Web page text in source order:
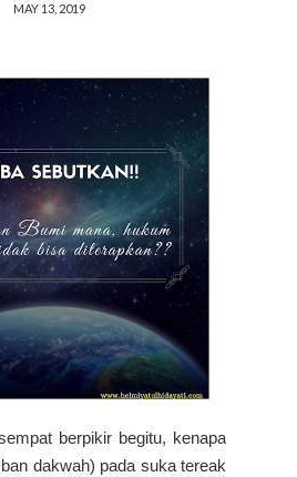
MAY 13, 2019
berpikir begitu, kenapa
dakwah) pada suka tereak